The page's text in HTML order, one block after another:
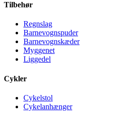
Tilbehør
Regnslag
Barnevognspuder
Barnevognskæder
Myggenet
Liggedel
Cykler
Cykelstol
Cykelanhænger